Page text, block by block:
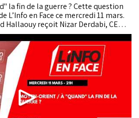
la fin de la guerre ? Cette question
L’Info en Face ce mercredi 11 mars.
Hallaouy reçoit Nizar Derdabi, CEO
ancien officier supérieur de la